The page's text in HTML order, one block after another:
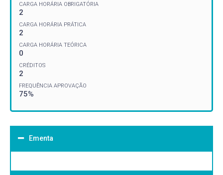
CARGA HORÁRIA OBRIGATÓRIA
2
CARGA HORÁRIA PRÁTICA
2
CARGA HORÁRIA TEÓRICA
0
CRÉDITOS
2
FREQUÊNCIA APROVAÇÃO
75%
Ementa